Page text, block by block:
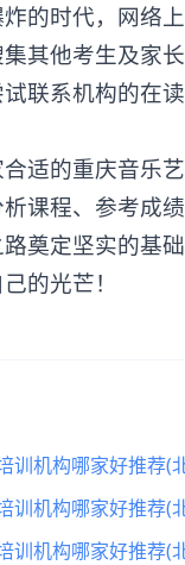
时代，网络上
其他考生及家
联系机构的在
适的重庆音乐
课程、参考成
奠定坚实的基
的光芒！
训机构哪家好推荐(
训机构哪家好推荐(
训机构哪家好推荐(